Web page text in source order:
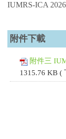
IUMRS-ICA
附件下載
附件三
1315.76 KB (